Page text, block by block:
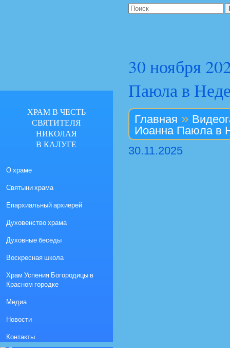
30 ноября
Паюла в
Главная »
Иоанна Паюла в
30.11.2025
ХРАМ В ЧЕСТЬ
СВЯТИТЕЛЯ
НИКОЛАЯ
В КАЛУГЕ
О храме
Святыни храма
Епархиальный архиерей
Духовенство храма
Духовные беседы
Воскресная школа
Храм Успения Богородицы в
Красном городке
Медиа
Новости
Контакты